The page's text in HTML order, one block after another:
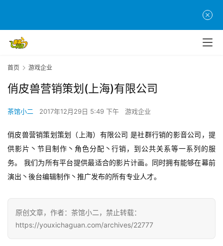
游
茶
创
游
业
界
手
游
戏
单
首页 游戏企业
俏皮兽营销策划(上海)有限公司
茶馆小二 2017年12月29日 5:49 下午 游戏企业
俏皮兽营销策划策划（上海）有限公司 是社群行销的影音公司，提
供影片丶节目制作丶角色分配丶行销，到公共关系等一系列的服
务。 我们为所有平台提供最适合的影片计画。同时拥有能够在幕前
演出丶後台编辑制作丶推广发布的所有专业人才。
原创文章，作者：茶馆小二，禁止转载：
https://youxichaguan.com/archives/22777